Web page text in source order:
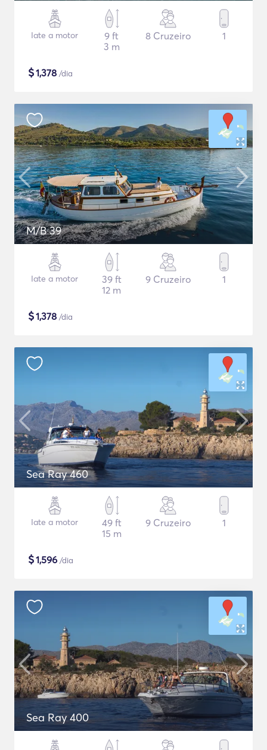
Iate a motor
9 ft
3 m
8 Cruzeiro 1
$1,378 /dia
M/B 39
Iate a motor
39 ft
12 m
9 Cruzeiro 1
$1,378 /dia
Sea Ray 460
Iate a motor
49 ft
15 m
9 Cruzeiro 1
$1,596 /dia
Sea Ray 400